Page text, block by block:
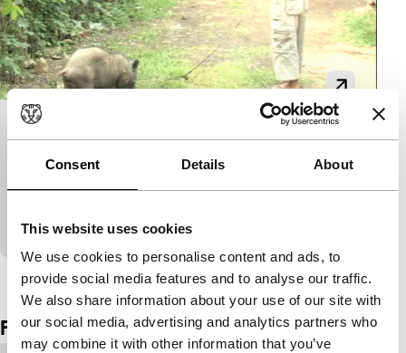
Consent Details About
This website uses cookies
We use cookies to personalise content and ads, to
provide social media features and to analyse our traffic.
We also share information about your use of our site with
our social media, advertising and analytics partners who
may combine it with other information that you’ve
Small Step of Morning
Spectrum Shorts
vrouwtjes langs. Uit het land…
Bekijk het hele programma
Film details